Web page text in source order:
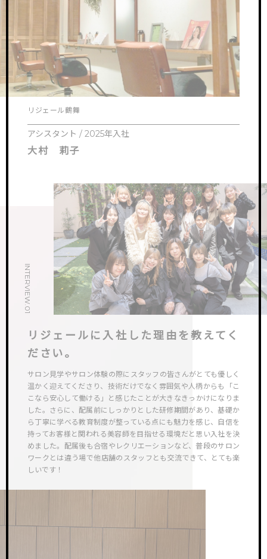
リジェール鶴舞
アシスタント / 2025年入社
大村 莉子
INTERVIEW.01
リジェールに入社した理由を教えてく
ださい。
サロン見学やサロン体験の際にスタッフの皆さんがとても優しく
温かく迎えてくださり、技術だけでなく雰囲気や人柄からも「こ
こなら安心して働ける」と感じたことが大きなきっかけになりま
した。さらに、配属前にしっかりとした研修期間があり、基礎か
ら丁寧に学べる教育制度が整っている点にも魅力を感じ、自信を
持ってお客様と関われる美容師を目指せる環境だと思い入社を決
めました。配属後も合宿やレクリエーションなど、普段のサロン
ワークとは違う場で他店舗のスタッフとも交流できて、とても楽
しいです！